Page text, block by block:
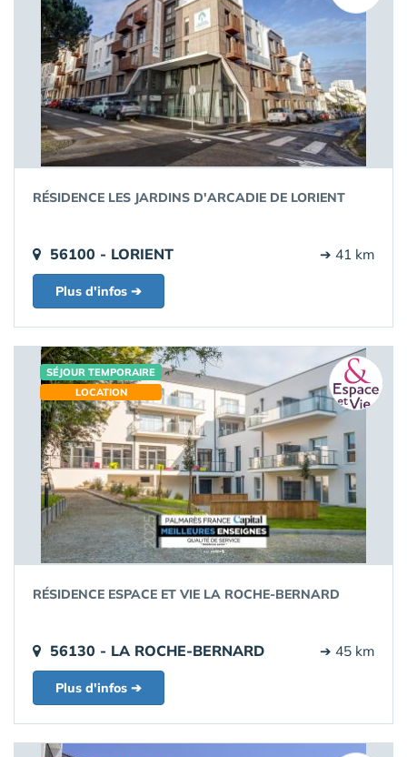
RÉSIDENCE LES JARDINS D'ARCADIE DE LORIENT
56100 - LORIENT ➔ 41 km
Plus d'infos ➔
SÉJOUR TEMPORAIRE
LOCATION
RÉSIDENCE ESPACE ET VIE LA ROCHE-BERNARD
56130 - LA ROCHE-BERNARD ➔ 45 km
Plus d'infos ➔